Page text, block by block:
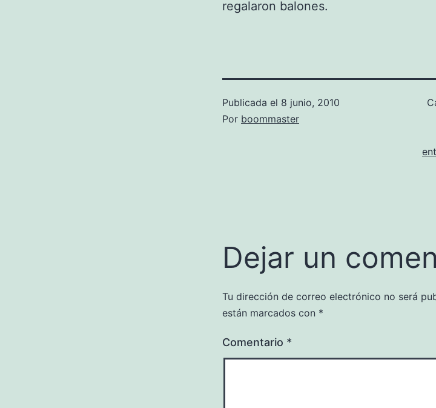
regalaron balones.
Publicada el 8 junio, 2010
Por boommaster
Dejar un
Tu dirección de correo electrónico no será
están marcados con *
Comentario *